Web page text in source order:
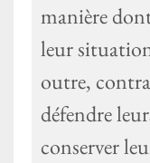
manière
leur
outre,
défendre
conserver